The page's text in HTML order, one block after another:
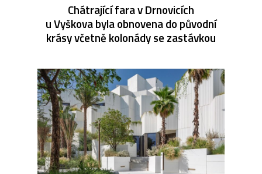
Chátrající fara v Drnovicích
u Vyškova byla obnovena do původní
krásy včetně kolonády se zastávkou